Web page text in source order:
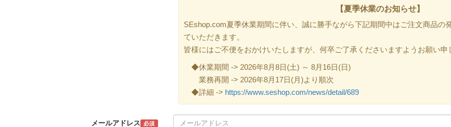
【夏季休業のお知らせ】
SEshop.com夏季休業期間に伴い、誠に勝手ながら下記期間中はご注文商品の
ていただきます。
皆様にはご不便をおかけいたしますが、何卒ご了承くださいますようお願い申
◆休業期間 -> 2026年8月8日(土) ～ 8月16日(日)
業務再開 -> 2026年8月17日(月)より順次
◆詳細 -> https://www.seshop.com/news/detail/689
メールアドレス 必須